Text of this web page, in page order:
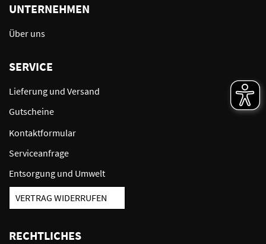
UNTERNEHMEN
Über uns
SERVICE
Lieferung und Versand
Gutscheine
Kontaktformular
Serviceanfrage
Entsorgung und Umwelt
VERTRAG WIDERRUFEN
RECHTLICHES